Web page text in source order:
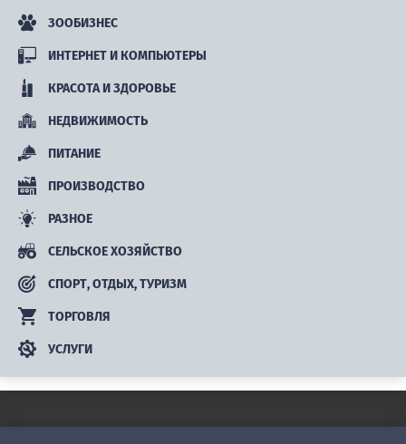
ЗООБИЗНЕС
ИНТЕРНЕТ И КОМПЬЮТЕРЫ
КРАСОТА И ЗДОРОВЬЕ
НЕДВИЖИМОСТЬ
ПИТАНИЕ
ПРОИЗВОДСТВО
РАЗНОЕ
СЕЛЬСКОЕ ХОЗЯЙСТВО
СПОРТ, ОТДЫХ, ТУРИЗМ
ТОРГОВЛЯ
УСЛУГИ